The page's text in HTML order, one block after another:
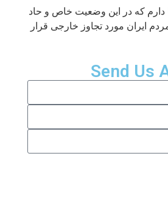
دارم که در این وضعیت خاص و حاد
ایران مورد تجاوز خارجی قرار
Send Us